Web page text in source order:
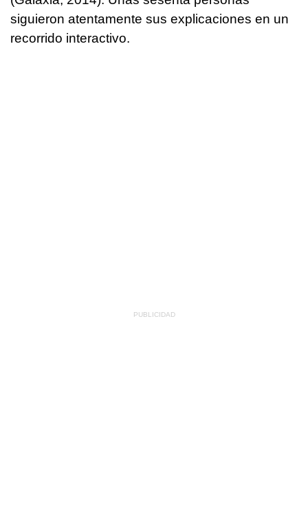
siguieron atentamente sus explicaciones en un
recorrido interactivo.